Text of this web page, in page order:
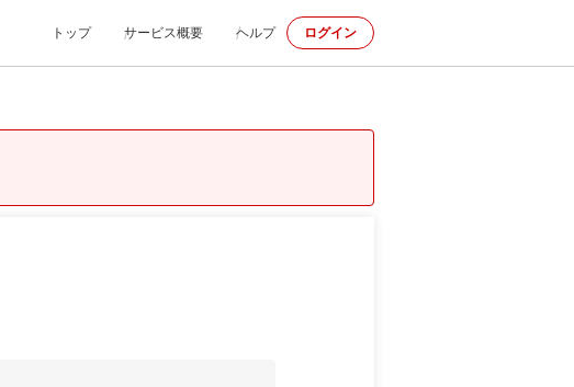
トップ サービス概要 ヘルプ ログイン